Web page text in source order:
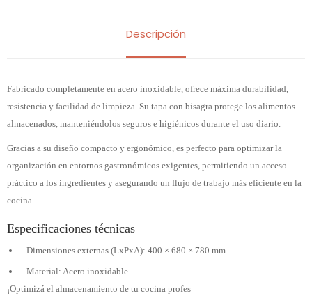
Descripción
Fabricado completamente en acero inoxidable, ofrece máxima durabilidad,
resistencia y facilidad de limpieza. Su tapa con bisagra protege los alimentos
almacenados, manteniéndolos seguros e higiénicos durante el uso diario.
Gracias a su diseño compacto y ergonómico, es perfecto para optimizar la
organización en entornos gastronómicos exigentes, permitiendo un acceso
práctico a los ingredientes y asegurando un flujo de trabajo más eficiente en la
cocina.
Especificaciones técnicas
Dimensiones externas (LxPxA): 400 × 680 × 780 mm.
Material: Acero inoxidable.
¡Optimizá el almacenamiento de tu cocina profes